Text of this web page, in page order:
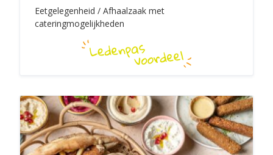
Eetgelegenheid / Afhaalzaak met
cateringmogelijkheden